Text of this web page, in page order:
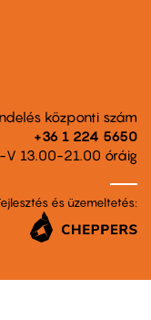
központi szám
+36 1 224 5650
V 13.00-21.00 óráig
és üzemeltetés: